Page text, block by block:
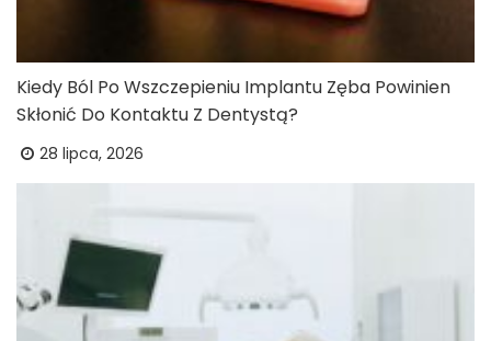
Kiedy Ból Po Wszczepieniu Implantu Zęba Powinien
Skłonić Do Kontaktu Z Dentystą?
28 lipca, 2026